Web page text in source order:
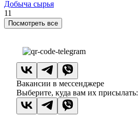
Добыча сырья
11
Посмотреть все
Вакансии в мессенджере
Выберите, куда вам их присылать: